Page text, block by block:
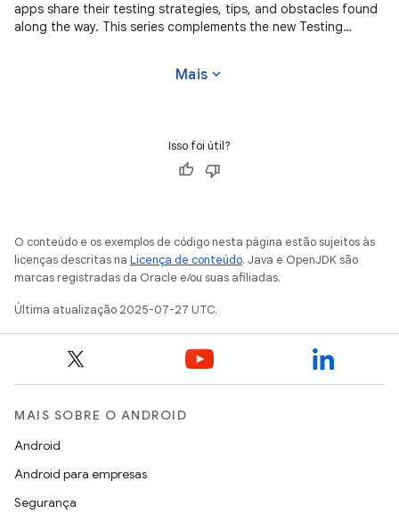
apps share their testing strategies, tips, and obstacles found
along the way. This series complements the new Testing
Mais expand_more
Isso foi útil?
O conteúdo e os exemplos de código nesta página estão sujeitos às
licenças descritas na Licença de conteúdo. Java e OpenJDK são
marcas registradas da Oracle e/ou suas afiliadas.
Última atualização 2025-07-27 UTC.
MAIS SOBRE O ANDROID
Android
Android para empresas
Segurança